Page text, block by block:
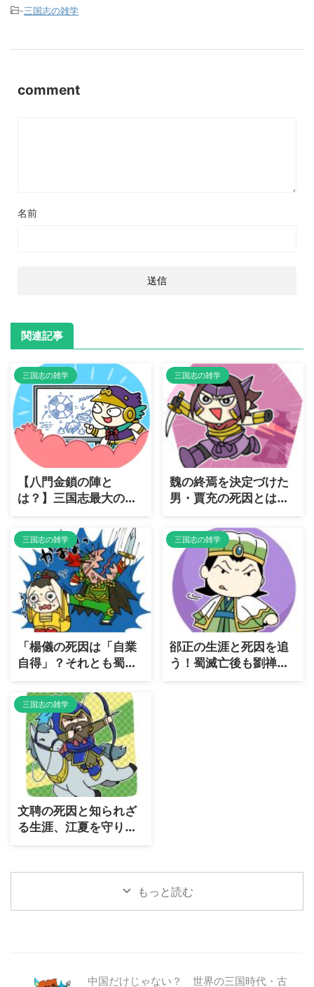
-三国志の雑学
comment
名前
関連記事
三国志の雑学
【八門金鎖の陣と
は？】三国志最大の
罠・八門金鎖の陣の恐
怖と攻略方法を徹底解
説
三国志の雑学
魏の終焉を決定づけた
男・賈充の死因とは？
歴史に残る「皇帝弑
逆」の代償
三国志の雑学
「楊儀の死因は「自業
自得」？それとも蜀の
宿命だったのか？
三国志の雑学
郤正の生涯と死因を追
う！蜀滅亡後も劉禅を
支えた忠臣の真実
三国志の雑学
文聘の死因と知られざ
る生涯、江夏を守り抜
いた忠義の守護神はな
価？
もっと読む
中国だけじゃない？ 世界の三国時代・古